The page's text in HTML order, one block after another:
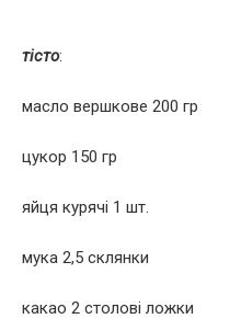
тісто:
масло вершкове 200 гр
цукор 150 гр
яйця курячі 1 шт.
мука 2,5 склянки
какао 2 столові ложки